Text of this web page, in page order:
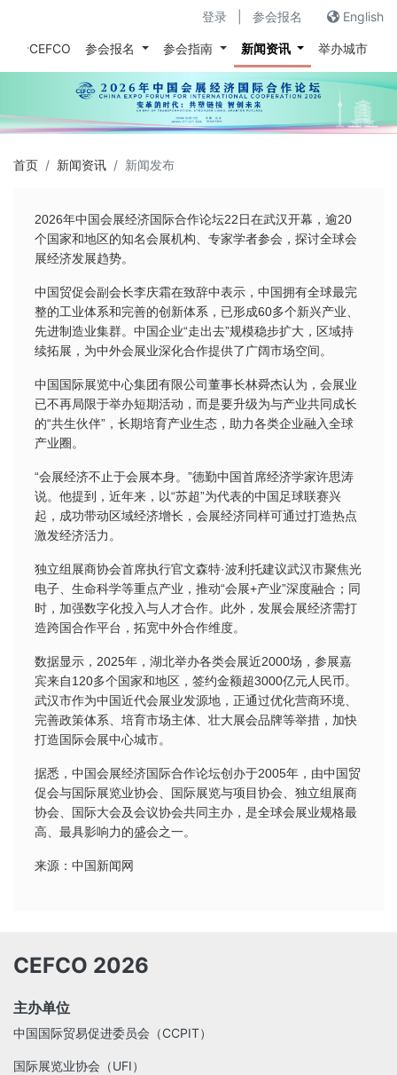
登录 参会报名 English
关于CEFCO 参会报名 参会指南 新闻资讯 举办城市
首页 新闻资讯 新闻发布
2026年中国会展经济国际合作论坛22日在武汉开幕，逾20
个国家和地区的知名会展机构、专家学者参会，探讨全球会
展经济发展趋势。
中国贸促会副会长李庆霜在致辞中表示，中国拥有全球最完
整的工业体系和完善的创新体系，已形成60多个新兴产业、
先进制造业集群。中国企业“走出去”规模稳步扩大，区域持
续拓展，为中外会展业深化合作提供了广阔市场空间。
中国国际展览中心集团有限公司董事长林舜杰认为，会展业
已不再局限于举办短期活动，而是要升级为与产业共同成长
的“共生伙伴”，长期培育产业生态，助力各类企业融入全球
产业圈。
“会展经济不止于会展本身。”德勤中国首席经济学家许思涛
说。他提到，近年来，以“苏超”为代表的中国足球联赛兴
起，成功带动区域经济增长，会展经济同样可通过打造热点
激发经济活力。
独立组展商协会首席执行官文森特·波利托建议武汉市聚焦光
电子、生命科学等重点产业，推动“会展+产业”深度融合；同
时，加强数字化投入与人才合作。此外，发展会展经济需打
造跨国合作平台，拓宽中外合作维度。
数据显示，2025年，湖北举办各类会展近2000场，参展嘉
宾来自120多个国家和地区，签约金额超3000亿元人民币。
武汉市作为中国近代会展业发源地，正通过优化营商环境、
完善政策体系、培育市场主体、壮大展会品牌等举措，加快
打造国际会展中心城市。
据悉，中国会展经济国际合作论坛创办于2005年，由中国贸
促会与国际展览业协会、国际展览与项目协会、独立组展商
协会、国际大会及会议协会共同主办，是全球会展业规格最
高、最具影响力的盛会之一。
来源：中国新闻网
CEFCO 2026
主办单位
中国国际贸易促进委员会（CCPIT）
国际展览业协会（UFI）